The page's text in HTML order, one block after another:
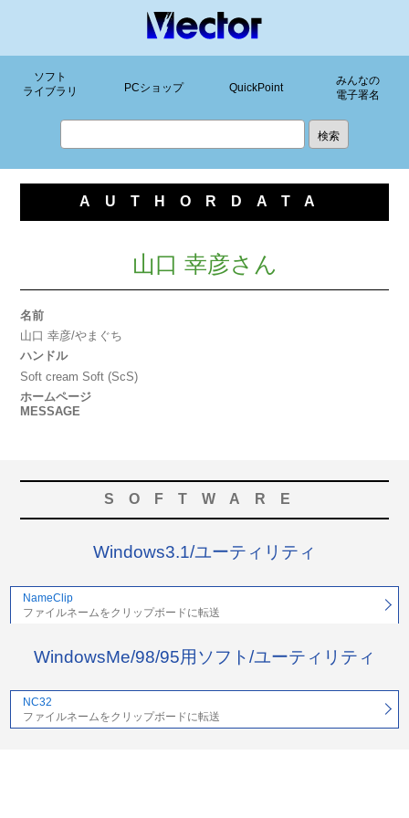
ソフト
ライブラリ
PCショップ QuickPoint
みんなの
電子署名
AUTHORDATA
山口 幸彦さん
名前
山口 幸彦/やまぐち
ハンドル
Soft cream Soft (ScS)
ホームページ
MESSAGE
SOFTWARE
Windows3.1/ユーティリティ
NameClip
ファイルネームをクリップボードに転送
WindowsMe/98/95用ソフト/ユーティリティ
NC32
ファイルネームをクリップボードに転送